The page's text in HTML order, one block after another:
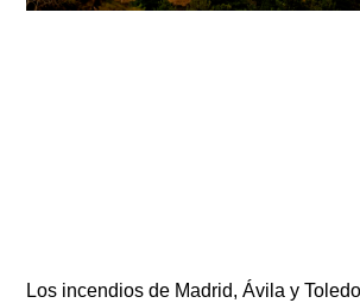
Los incendios de Madrid, Ávila y